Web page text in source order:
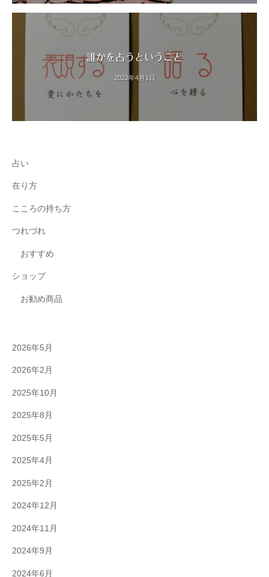
誰かを占うということ
2022年4月1日
占い
在り方
こころの持ち方
つれづれ
おすすめ
ショップ
お勧め商品
2026年5月
2026年2月
2025年10月
2025年8月
2025年5月
2025年4月
2025年2月
2024年12月
2024年11月
2024年9月
2024年6月